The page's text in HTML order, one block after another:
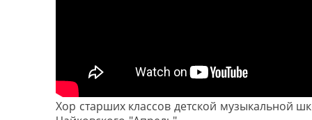
Хор старших классов детской музыкальной